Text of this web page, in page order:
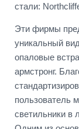
стали:
Эти фирмы
уникальный
опаловые
армстронг.
пользователь
светильники в